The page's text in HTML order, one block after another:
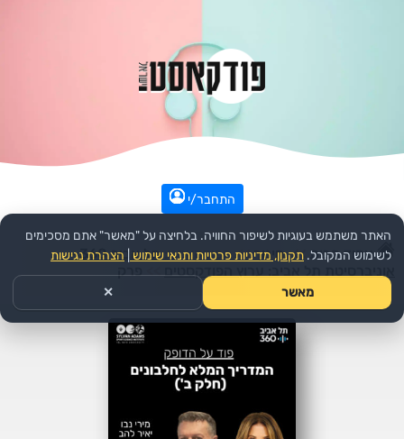
התחבר/י
עמוד הבית >> חינוך >> הפודקאסט:
תל אביב 360 –
אוניברסיטת תל אביב: ערוץ הפודקסטים >>פרק
האתר משתמש בעוגיות לשיפור החוויה. בלחיצה על "מאשר" אתם מסכימים
לשימוש המקובל. תקנון, מדיניות פרטיות ותנאי שימוש הצהרת נגישות
מאשר ✕